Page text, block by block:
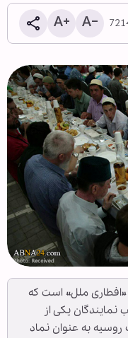
ملل» است که
یکی از
به عنوان نماد